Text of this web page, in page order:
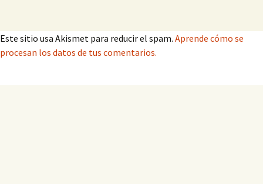
Este sitio usa Akismet para reducir el spam. Aprende cómo se
procesan los datos de tus comentarios.